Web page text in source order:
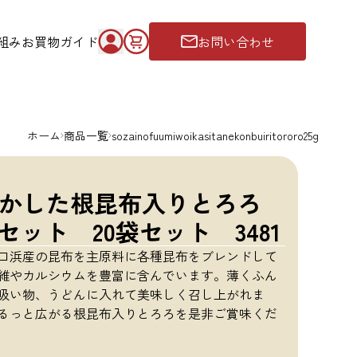
みお買物ガイド お問い合わせ
ホーム 商品一覧 sozainofuumiwoikasitanekonbuiritororo25g
した根昆布入りとろろ
ット 20袋セット 3481
浜産の昆布を主原料に各種昆布をブレンドして
やカルシウムを豊富に含んでいます。薄くふん
い物、うどんに入れて美味しく召し上がれま
っと広がる根昆布入りとろろを是非ご賞味くだ